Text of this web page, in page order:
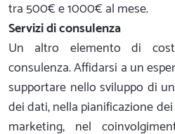
tra 500€ e 1000€ al mese.
Servizi di consulenza
Un altro elemento di
consulenza. Affidarsi a un
supportare nello sviluppo di
dei dati, nella pianificazione
marketing, nel